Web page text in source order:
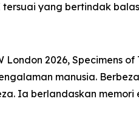
yang bertindak
London 2026, Specimens of
manusia.
Ia berlandaskan